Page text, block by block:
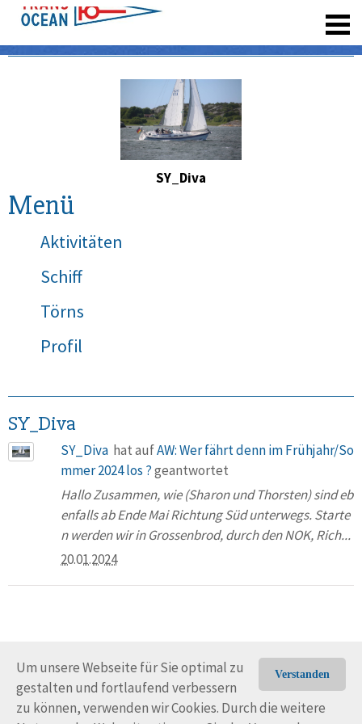
Verstanden
Um unsere Webseite für Sie optimal zu
gestalten und fortlaufend verbessern
zu können, verwenden wir Cookies. Durch die weitere
SY_Diva
Menü
Aktivitäten
Schiff
Törns
Profil
SY_Diva
SY_Diva hat aufAW: Wer fährt denn im Frühjahr/So
mmer 2024 los ?geantwortet
Hallo Zusammen, wie (Sharon und Thorsten) sind eb
enfalls ab Ende Mai Richtung Süd unterwegs. Starte
n werden wir in Grossenbrod, durch den NOK, Rich...
20.01.2024
© Trans-Ocean e.V. 2010-2026 Impressum
Nutzungsbedingungen
Rechtliche Hinweise